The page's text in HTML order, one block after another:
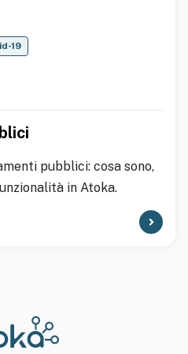
19
pubblici: cosa sono,
in Atoka.